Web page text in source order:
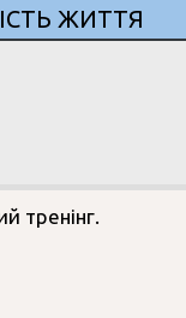
ЖИТТЯ
тренінг.